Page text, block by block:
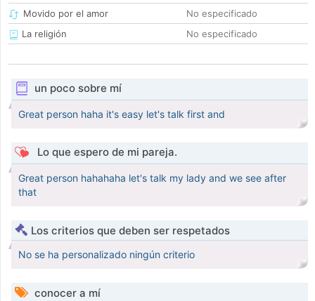
Movido por el amor
No especificado
La religión
No especificado
un poco sobre mí
Great person haha it's easy let's talk first and
Lo que espero de mi pareja.
Great person hahahaha let's talk my lady and we see after
that
Los criterios que deben ser respetados
No se ha personalizado ningún criterio
conocer a mí